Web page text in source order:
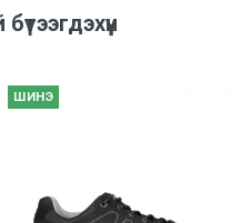
ШИНЭ